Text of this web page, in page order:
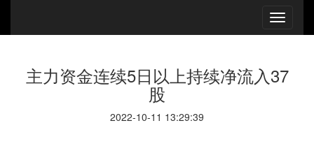
主力资金连续5日以上持续净流入37
股
2022-10-11 13:29:39